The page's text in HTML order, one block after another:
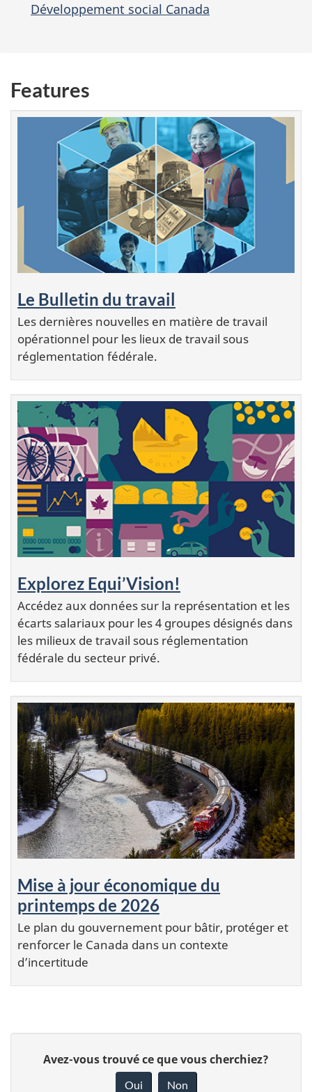
Développement social Canada
Features
Le Bulletin du travail
Les dernières nouvelles en matière de travail
opérationnel pour les lieux de travail sous
réglementation fédérale.
Explorez Equi’Vision!
Accédez aux données sur la représentation et les
écarts salariaux pour les 4 groupes désignés dans
les milieux de travail sous réglementation
fédérale du secteur privé.
Mise à jour économique du
printemps de 2026
Le plan du gouvernement pour bâtir, protéger et
renforcer le Canada dans un contexte
d’incertitude
Avez-vous trouvé ce que vous cherchiez?
Oui Non